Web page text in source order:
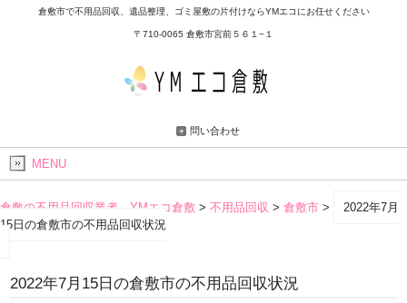
倉敷市で不用品回収、遺品整理、ゴミ屋敷の片付けならYMエコにお任せください
〒710-0065 倉敷市宮前５６１−１
問い合わせ
MENU
倉敷の不用品回収業者 YMエコ倉敷 > 不用品回収 > 倉敷市 >
2022年7月
15日の倉敷市の不用品回収状況
2022年7月15日の倉敷市の不用品回収状況